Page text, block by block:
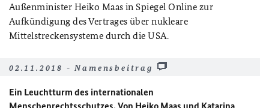
Außenminister Heiko Maas in Spiegel Online zur
Aufkündigung des Vertrages über nukleare
Mittelstreckensysteme durch die USA.
02.11.2018 - Namensbeitrag
Ein Leuchtturm des internationalen